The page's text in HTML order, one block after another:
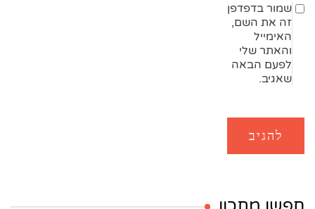
שמור בדפדפן
זה את השם,
האימייל
והאתר שלי
לפעם הבאה
שאגיב.